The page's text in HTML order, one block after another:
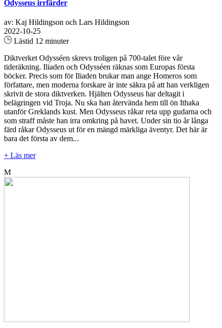
Odysseus irrfärder
av: Kaj Hildingson och Lars Hildingson
2022-10-25
Lästid 12 minuter
Diktverket Odysséen skrevs troligen på 700-talet före vår
tideräkning. Iliaden och Odysséen räknas som Europas första
böcker. Precis som för Iliaden brukar man ange Homeros som
författare, men moderna forskare är inte säkra på att han verkligen
skrivit de stora diktverken. Hjälten Odysseus har deltagit i
belägringen vid Troja. Nu ska han återvända hem till ön Ithaka
utanför Greklands kust. Men Odysseus råkar reta upp gudarna och
som straff måste han irra omkring på havet. Under sin tio år långa
färd råkar Odysseus ut för en mängd märkliga äventyr. Det här är
bara det första av dem...
+ Läs mer
M